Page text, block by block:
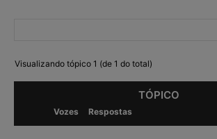
Visualizando tópico 1 (de 1 do total)
TÓPICO
Vozes Respostas